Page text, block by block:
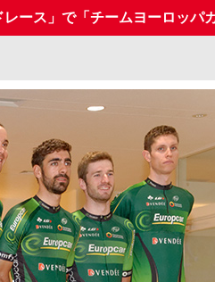
ース」で「チームヨーロッパ